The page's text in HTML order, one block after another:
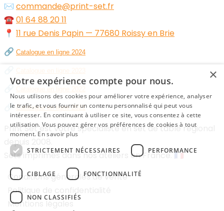
✉️ commande@print-set.fr
☎️01 64 88 20 11
📍 11 rue Denis Papin — 77680 Roissy en Brie
🔗 Catalogue en ligne 2024
🔗 Catalogue en ligne 2021
Print Set est votre spécialiste en set de table régional
depuis 2008.
Sets imprimés dans nos ateliers en France. 🇫🇷
Conditions générales de vente
Politique de confidentialité
Mentions légales
×
Votre expérience compte pour nous.
Nous utilisons des cookies pour améliorer votre expérience, analyser
le trafic, et vous fournir un contenu personnalisé qui peut vous
intéresser. En continuant à utiliser ce site, vous consentez à cette
utilisation. Vous pouvez gérer vos préférences de cookies à tout
moment. En savoir plus
STRICTEMENT NÉCESSAIRES
PERFORMANCE
CIBLAGE FONCTIONNALITÉ
NON CLASSIFIÉS